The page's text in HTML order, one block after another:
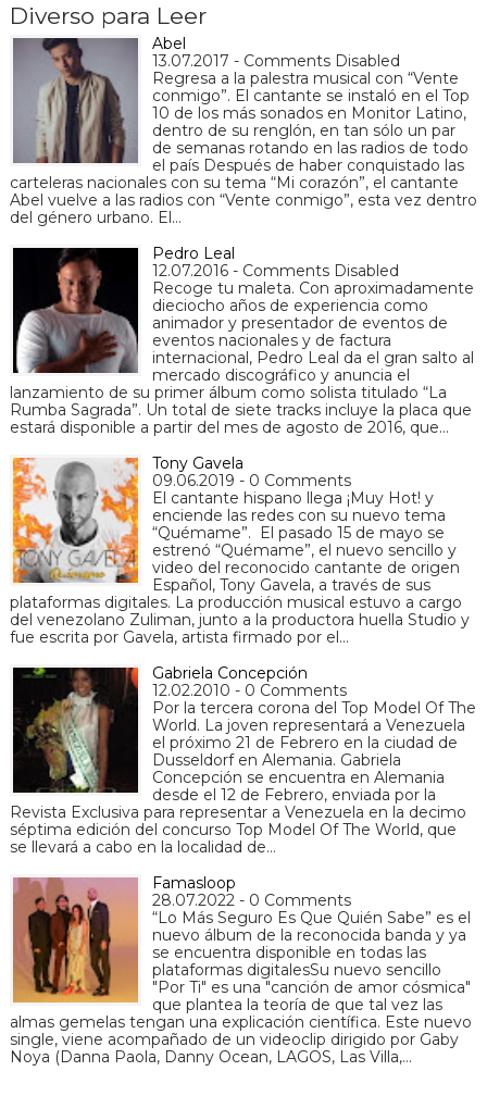
Diverso para Leer
Abel
13.07.2017 - Comments Disabled
Regresa a la palestra musical con “Vente
conmigo”. El cantante se instaló en el Top
10 de los más sonados en Monitor Latino,
dentro de su renglón, en tan sólo un par
de semanas rotando en las radios de todo
el país Después de haber conquistado las
carteleras nacionales con su tema “Mi corazón”, el cantante
Abel vuelve a las radios con “Vente conmigo”, esta vez dentro
del género urbano. El…
Pedro Leal
12.07.2016 - Comments Disabled
Recoge tu maleta. Con aproximadamente
dieciocho años de experiencia como
animador y presentador de eventos de
eventos nacionales y de factura
internacional, Pedro Leal da el gran salto al
mercado discográfico y anuncia el
lanzamiento de su primer álbum como solista titulado “La
Rumba Sagrada”. Un total de siete tracks incluye la placa que
estará disponible a partir del mes de agosto de 2016, que…
Tony Gavela
09.06.2019 - 0 Comments
El cantante hispano llega ¡Muy Hot! y
enciende las redes con su nuevo tema
“Quémame”. El pasado 15 de mayo se
estrenó “Quémame”, el nuevo sencillo y
video del reconocido cantante de origen
Español, Tony Gavela, a través de sus
plataformas digitales. La producción musical estuvo a cargo
del venezolano Zuliman, junto a la productora huella Studio y
fue escrita por Gavela, artista firmado por el…
Gabriela Concepción
12.02.2010 - 0 Comments
Por la tercera corona del Top Model Of The
World. La joven representará a Venezuela
el próximo 21 de Febrero en la ciudad de
Dusseldorf en Alemania. Gabriela
Concepción se encuentra en Alemania
desde el 12 de Febrero, enviada por la
Revista Exclusiva para representar a Venezuela en la decimo
séptima edición del concurso Top Model Of The World, que
se llevará a cabo en la localidad de…
Famasloop
28.07.2022 - 0 Comments
“Lo Más Seguro Es Que Quién Sabe” es el
nuevo álbum de la reconocida banda y ya
se encuentra disponible en todas las
plataformas digitalesSu nuevo sencillo
"Por Ti" es una "canción de amor cósmica"
que plantea la teoría de que tal vez las
almas gemelas tengan una explicación científica. Este nuevo
single, viene acompañado de un videoclip dirigido por Gaby
Noya (Danna Paola, Danny Ocean, LAGOS, Las Villa,…